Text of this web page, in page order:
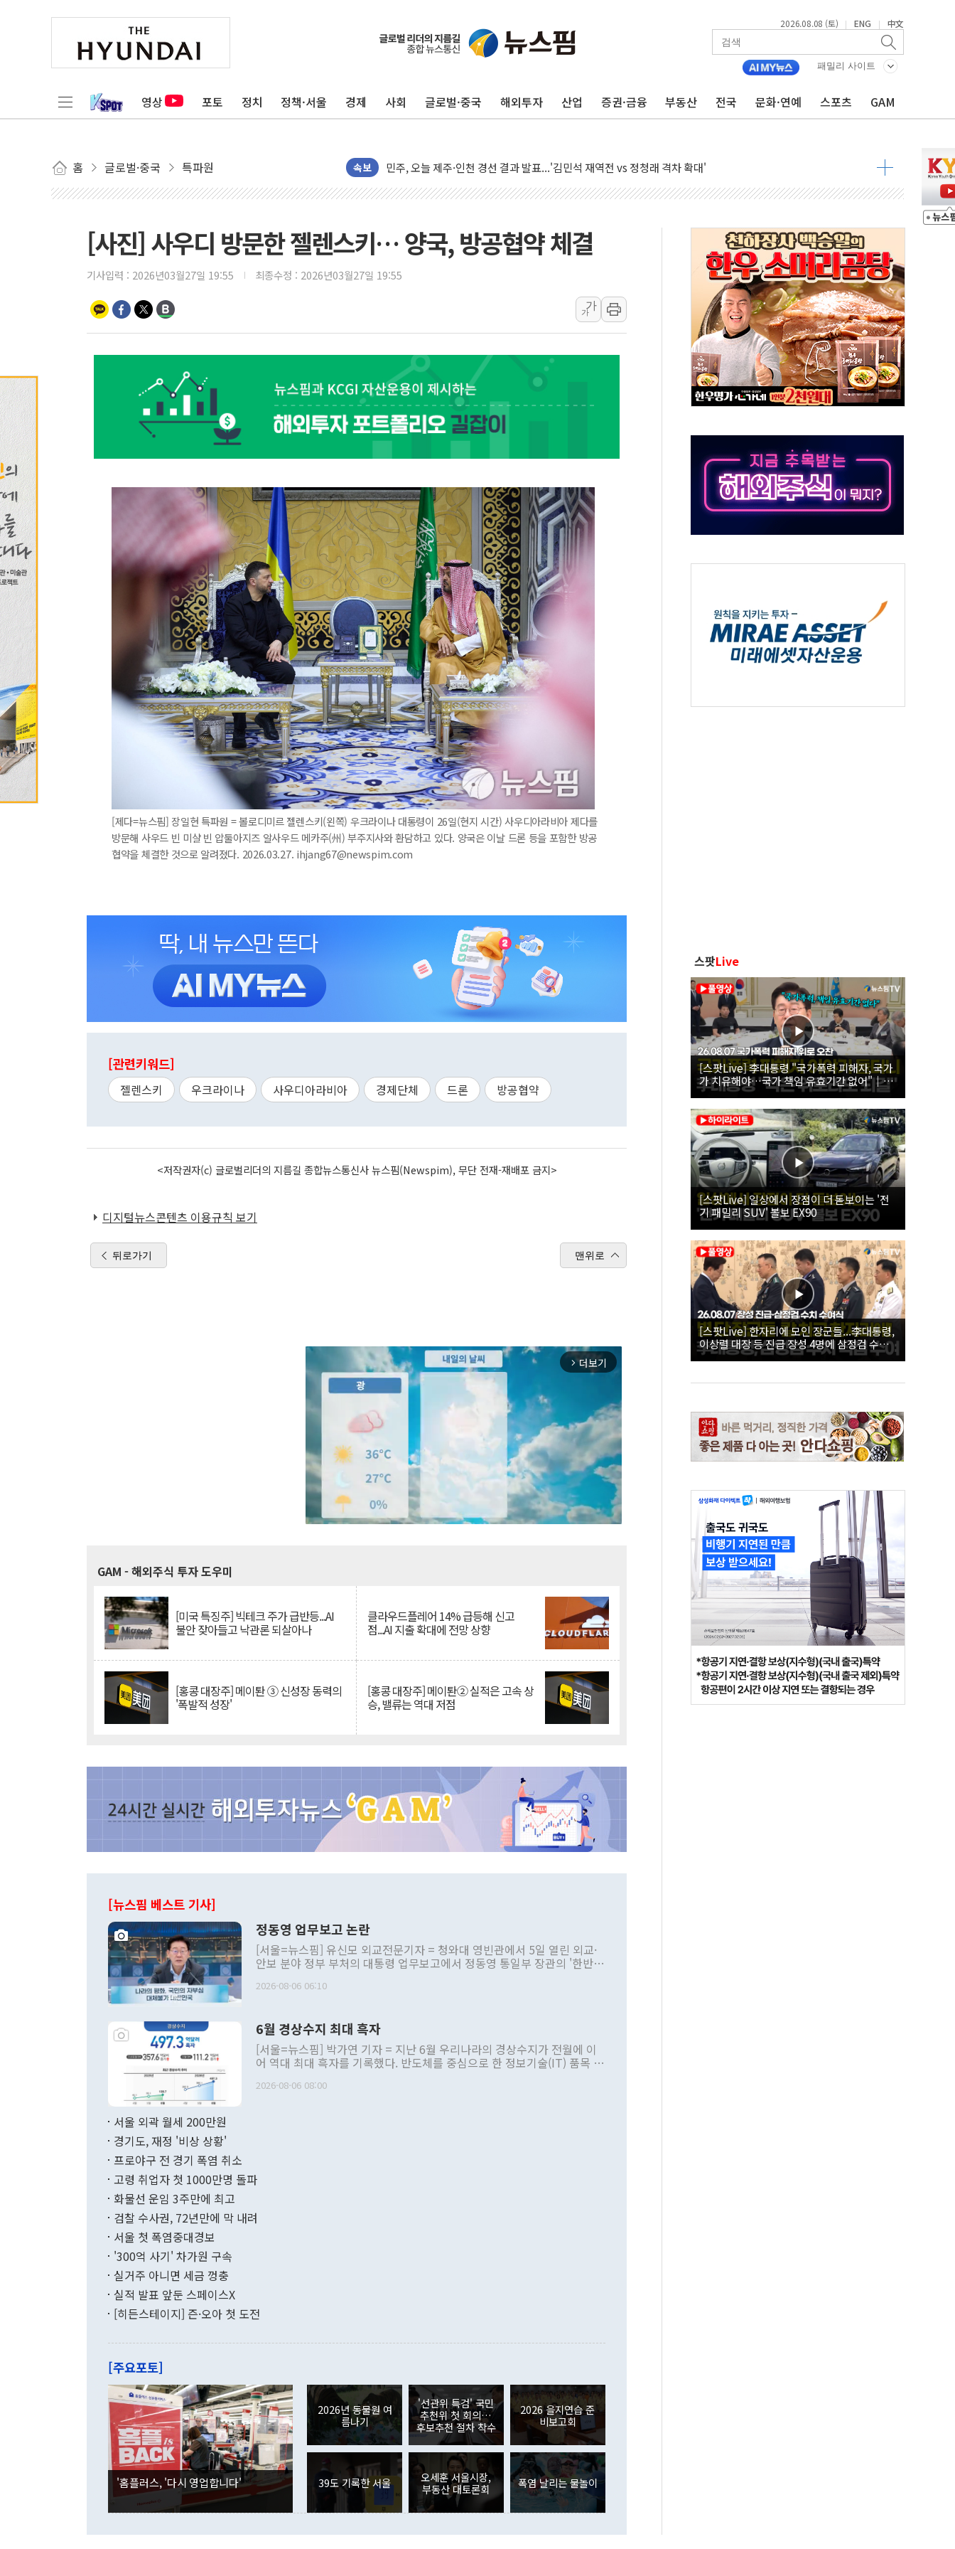
2026.08.08 (토) | ENG | 中文
패밀리 사이트
영상 포토 정치 정책·서울 경제 사회 글로벌·중국 해외투자 산업 증권·금융 부동산 전국 문화·연예 스포츠 GAM
홈 글로벌·중국 특파원 속보
충북 주말 무더위 지속…청주·진천 35도, 곳곳 소나기
10월 보완수사권 폐지·공소청 출범…피해자들 '범죄 사각지대' 우려
한상협, 업계 개인정보 보안 새판 짠다…'자율규제단체' 타진
뉴욕증시, 고용 쇼크에 금리 인상 우려 후퇴…S&P500 최고치
유럽증시, 美 고용 예상 밖 부진에 연준 금리 인상 가능성 낮아지며 상승… STOXX 600 지수는 나흘 연속 최고치
미 연준 매파 기세 꺾이나…고용 감소에 9월 동결 전망 우세
[종합] 이슬람 수니파 3국, '공동방위협정' 체결… 이스라엘·이란 위협에 맞설 자체 억지력 강화
트럼프, 백신·자폐증 행정명령 검토…"이르면 다음 주"
美 항소법원, 백악관 무도회장 공사 중단 명령…트럼프 제동
이란 핵심 원유 수출항 '하르그섬', 최근 1주일 이상 '올스톱'… 美 해상봉쇄 영향
美 고용 쇼크에 엔화 장중 급등…시장은 "또 개입했나" 촉각
[AI MY 뉴스] 뉴욕 반도체주 프리뷰...美 고용 쇼크에 반도체주 '활짝'
뉴욕증시 프리뷰, 美 고용 쇼크에 금리 인상 우려 후퇴…나스닥 선물 1%대 상승
[종합] 美 7월 고용 2만3000명 감소 '쇼크'…9월 금리 인상 기대 후퇴
[사진] 이슬람 수니파 3개국, 공동방위협정 체결
뉴욕증시 개장 전 특징주...아틀라시안·클라우드플레어·태양광주↑ VS 트레이드데스크·웬디스↓
보훈부, 미 DPAA와 MOU… "6·25 미군 실종자 7359명 끝까지 찾겠다"
트럼프 "금리 내려야"…파월 때와 달리 워시엔 톤 낮춰
[사진] 사우디 방문한 젤렌스키… 양국, 방공협약 체결
기사입력 : 2026년03월27일 19:55 최종수정 : 2026년03월27일 19:55
가
가
[제다=뉴스핌] 장일현 특파원 = 볼로디미르 젤렌스키(왼쪽) 우크라이나 대통령이 26일(현지 시간) 사우디아라비아 제다를
방문해 사우드 빈 미샬 빈 압둘아지즈 알사우드 메카주(州) 부주지사와 환담하고 있다. 양국은 이날 드론 등을 포함한 방공
협약을 체결한 것으로 알려졌다. 2026.03.27. ihjang67@newspim.com
[관련키워드]
젤렌스키 우크라이나 사우디아라비아 경제단체 드론 방공협약
<저작권자(c) 글로벌리더의 지름길 종합뉴스통신사 뉴스핌(Newspim), 무단 전재-재배포 금지>
디지털뉴스콘텐츠 이용규칙 보기
뒤로가기 맨위로
arrow_forward_ios 더보기
GAM - 해외주식 투자 도우미
[미국 특징주] 빅테크 주가 급반등...AI
불안 잦아들고 낙관론 되살아나
클라우드플레어 14% 급등해 신고
점...AI 지출 확대에 전망 상향
[홍콩 대장주] 메이퇀 ③ 신성장 동력의
'폭발적 성장'
[홍콩 대장주] 메이퇀② 실적은 고속 상
승, 밸류는 역대 저점
[뉴스핌 베스트 기사]
정동영 업무보고 논란
[서울=뉴스핌] 유신모 외교전문기자 = 청와대 영빈관에서 5일 열린 외교·
안보 분야 정부 부처의 대통령 업무보고에서 정동영 통일부 장관의 '한반도
발언 중에는 정부 내 조율을 거치지 않은 사안을 정책으로 추진하겠다고 공
주의적 희망에 근거한 비현실적 구상'이라는 비판을 내놨다. 그동안 정 장
관의 대북 정책 관련 발언이 물의를 빚은 적은 여러 번 있지만 대통령과 유
관 부처 장관이 공개적으로 부정적 입장을 표명한 것은 이례적이다. 정 장
관의 무리한 대북 접근법과 월권을 제어해야 한다는 목소리도 높아지고 있
다. [정동영 통일부 장관이 지난달 23일 오후 서울 종로구 정부서울청사에
무너졌다고도 했다. 또 "현 시점에서 흘러간 선(先)비핵화만 되뇌는 것은
함께 4자 대화의 동력을 확보하기 위해 최선을 다할 것"이라고 말했다. 하
"우리의 선의대로 하는 게 과연 한반도의 평화와 안정에 플러스냐, 결론적
관은 업무보고 사후 브리핑에서 정 장관이 언급한 '4자 회담'에 대해 "이상
이 9월 러시아 블라디보스토크에서 열리는 '동방경제포럼(EEF)'을 언급하
며 "정부 차원에서 (참석을) 검토하고 있다"고 발언한 데 대해서도 조 장관
은 "그것은 외교부의 몫"이라며 "아직 거기까지 진도가 나가지 않았다"고
잘랐다. 정 장관이 이날 소개한 대북 구상과 설명은 정부 내 조율을 거치지
않았다는 점에서 문제가 있다. 특히 주적 표현 대체와 국호 사용, 9·19 군
사합의 복원, 4자회담 추진 등은 통일부 장관이 결정할 사안이 아니어서 월
권이라는 지적이 나오고 있다. 이 대통령은 정 장관의 업무보고를 듣고 난
뒤 "여기 업무보고에 발표했다고 승인난 건 아니다"라고 재차 확인했다. 정
부의 한 소식통은 "정 장관의 발언 내용은 대부분 국가안전보장회의(NSC)
를 거쳐 결정된 사안이 아닌 정 장관의 개인적 생각에 가깝다"며 "안보 관
련 부처 장관이 정부의 공식 정책이 아닌 사안을 추진하겠다고 업무보고를
하고 대통령의 면전에서 '국군통수권자가 나서야 한다'고 주장한 것은 심각
2026-08-06 06:10
6월 경상수지 최대 흑자
[서울=뉴스핌] 박가연 기자 = 지난 6월 우리나라의 경상수지가 전월에 이
어 역대 최대 흑자를 기록했다. 반도체를 중심으로 한 정보기술(IT) 품목 수
료=한국은행] 한국은행이 6일 발표한 '2026년 6월 국제수지(잠정)'에 따르
며 월간 기준 처음으로 1000억달러를 넘어섰다. 상품수입은 644억8000만
196.9% 급증했고 컴퓨터·주변기기(SSD)는 282.7% 증가했다. IT 품목
수출은 160.4% 늘었으며 비IT 품목도 ▲석유제품(47.5%) ▲화공품
기록했지만 지식재산권사용료수지는 전월 흑자에서 4억4000만달러 적자
로 전환됐다. 본원소득수지는 배당소득을 중심으로 32억7000만달러 흑자
는 배당수입이 늘어난 데다 전월 분기배당에 따른 기저효과로 배당지급이
였던 올해 3월(369억9000만달러)을 넘어선 것이다. 직접투자에서는 내국
인의 해외투자가 80억1000만달러, 외국인의 국내투자가 46억3000만달러
각각 증가했다. 증권투자에서는 외국인의 국내 주식 매도세가 이어졌다. 외
국인의 국내 주식 투자는 차익실현 매도 등의 영향으로 316억1000만달러
감소하며 전월(-310억5000만달러)에 이어 역대 최대 순매도 기록을 다시
경신했다. 외국인의 국내 채권투자는 세계국채지수(WGBI) 자금 유입에도
분기 말 만기도래 영향으로 증가 폭이 줄어든 52억9000만달러를 기록했
다. 내국인의 해외 증권투자는 주식을 중심으로 35억6000만달러 증가했
다. eoyn2@newspim.com
2026-08-06 08:00
서울 외곽 월세 200만원
경기도, 재정 '비상 상황'
프로야구 전 경기 폭염 취소
고령 취업자 첫 1000만명 돌파
화물선 운임 3주만에 최고
검찰 수사권, 72년만에 막 내려
서울 첫 폭염중대경보
'300억 사기' 차가원 구속
실거주 아니면 세금 껑충
실적 발표 앞둔 스페이스X
[히든스테이지] 즌·오아 첫 도전
[주요포토]
'홈플러스, '다시 영업합니다'
2026년 동물원 여
름나기
'선관위 특검' 국민
추천위 첫 회의…
후보추천 절차 착수
2026 을지연습 준
비보고회
39도 기록한 서울
오세훈 서울시장,
부동산 대토론회
폭염 날리는 물놀이
스팟Live
[스팟Live] 李대통령 "국가폭력 피해자, 국가
가 치유해야…국가 책임 유효기간 없어"｜
26.08.07 국가폭력 피해자 위로 오찬
[스팟Live] 일상에서 장점이 더 돋보이는 '전
기 패밀리 SUV' 볼보 EX90
[스팟Live] 한자리에 모인 장군들...李대통령,
이상렬 대장 등 진급 장성 4명에 삼정검 수치
직접 수여｜26.08.07 장성 진급·삼정검 수치